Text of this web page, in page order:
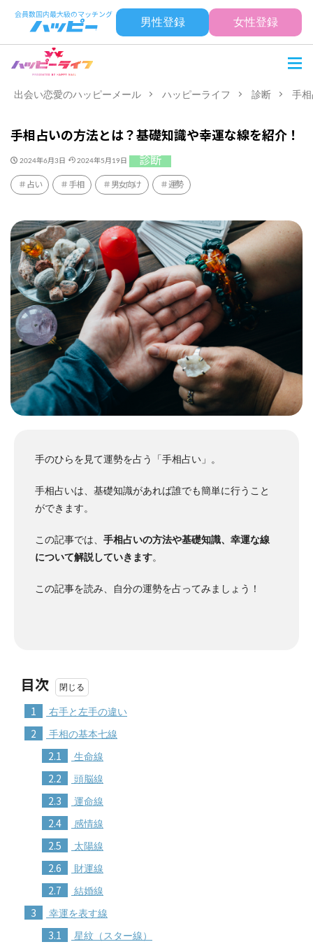
男性登録 女性登録
出会い恋愛のハッピーメール ハッピーライフ 診断 手
手相占いの方法とは？基礎知識や幸運な線を紹介！
2024年6月3日 2024年5月19日 診断
占い 手相 男女向け 運勢
手のひらを見て運勢を占う「手相占い」。
手相占いは、基礎知識があれば誰でも簡単に行うこと
ができます。
この記事では、 手相占いの方法や基礎知識、幸運な線
について解説していきます。
この記事を読み、自分の運勢を占ってみましょう！
目次
1 右手と左手の違い
2 手相の基本七線
2.1 生命線
2.2 頭脳線
2.3 運命線
2.4 感情線
2.5 太陽線
2.6 財運線
2.7 結婚線
3 幸運を表す線
3.1 星紋（スター線）